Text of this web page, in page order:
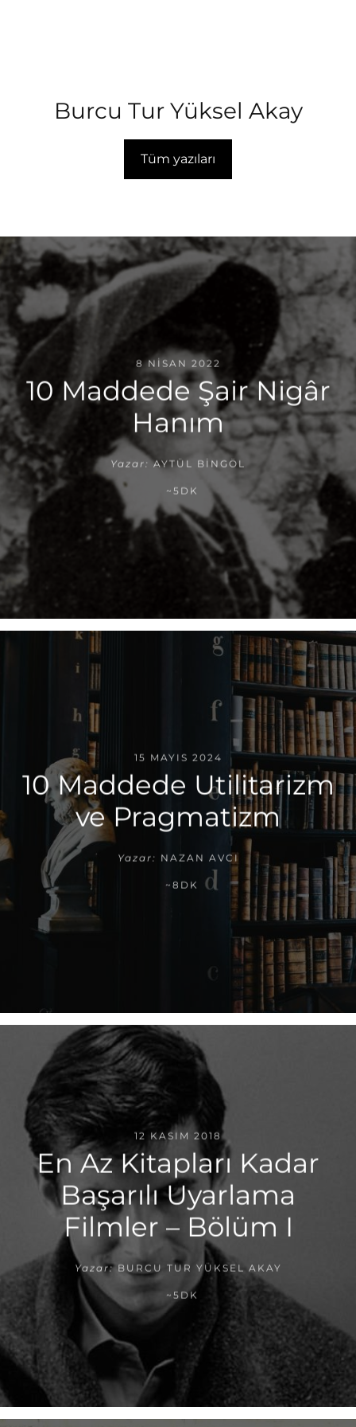
Burcu Tur Yüksel Akay
Tüm yazıları
8 NISAN 2022
10 Maddede Şair Nigâr
Hanım
Yazar: AYTÜL BINGÖL
~5DK
15 MAYIS 2024
10 Maddede Utilitarizm
ve Pragmatizm
Yazar: NAZAN AVCI
~8DK
12 KASIM 2018
En Az Kitapları Kadar
Başarılı Uyarlama
Filmler – Bölüm I
Yazar: BURCU TUR YÜKSEL AKAY
~5DK